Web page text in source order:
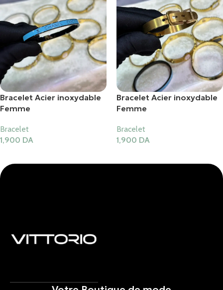
Bracelet Acier inoxydable
Femme
Bracelet
1,900 DA
Bracelet Acier inoxydable
Femme
Bracelet
1,900 DA